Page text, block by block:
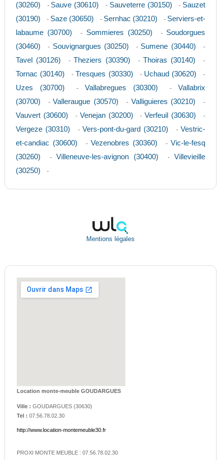
(30260)
- Sauve (30610) - Sauveterre (30150) - Sauzet
(30190)
- Saze (30650) - Sernhac (30210) - Serviers-et-
labaume (30700)
- Sommieres (30250) - Soudorgues
(30460)
- Souvignargues (30250) - Sumene (30440) -
Tavel (30126) - Theziers (30390) - Thoiras (30140) -
Tornac (30140) - Tresques (30330) - Uchaud (30620) -
Uzes (30700) - Vallabregues (30300) - Vallabrix
(30700)
- Valleraugue (30570) - Valliguieres (30210) -
Vauvert (30600) - Venejan (30200) - Verfeuil (30630) -
Vergeze (30310) - Vers-pont-du-gard (30210) - Vestric-
et-candiac (30600)
- Vezenobres (30360) - Vic-le-fesq
(30260)
- Villeneuve-les-avignon (30400) - Villevieille
(30250)
-
Mentions légales
Location monte-meuble GOUDARGUES
Ville : GOUDARGUES(30630)
Tel : 07.56.78.02.30
http://www.location-montemeuble30.fr
PROXI MONTE MEUBLE : 07.56.78.02.30